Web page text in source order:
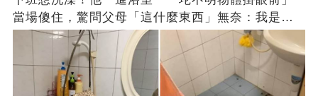
當場傻住，驚問父母「這什麼東西」無奈：我是親
生的嗎？